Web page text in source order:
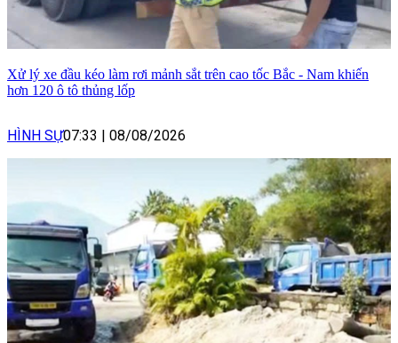
Xử lý xe đầu kéo làm rơi mảnh sắt trên cao tốc Bắc - Nam khiến
hơn 120 ô tô thủng lốp
HÌNH SỰ07:33 | 08/08/2026